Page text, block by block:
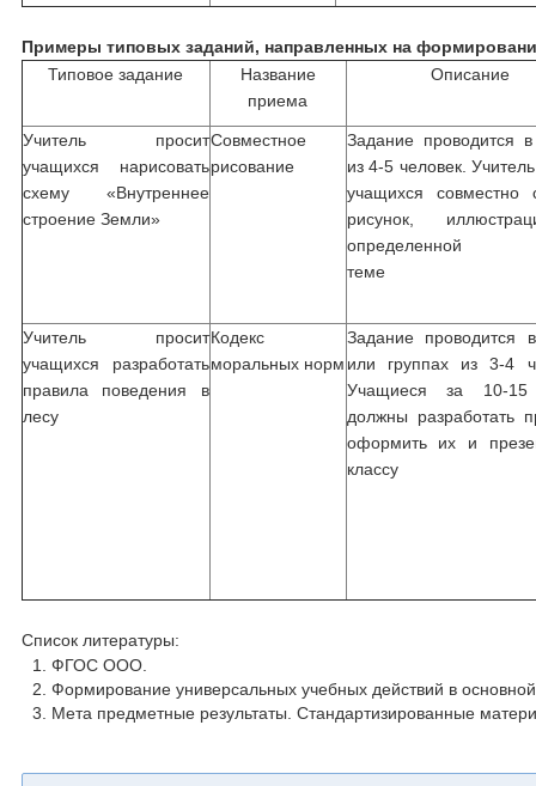
Примеры типовых заданий, направленных на
Типовое задание
Название
приема
Описание
Учитель просит
учащихся нарисовать
схему «Внутреннее
строение Земли»
Совместное
рисование
Задание проводится в
из 4-5 человек.
учащихся совместно
рисунок,
определенной
теме
Учитель просит
учащихся разработать
правила поведения в
лесу
Кодекс
моральных норм
Задание проводится
или группах из 3-4
Учащиеся за 10-15
должны разработать
оформить их и
классу
Список литературы:
ФГОС ООО.
Формирование универсальных учебных действий в
Мета предметные результаты. Стандартизированные